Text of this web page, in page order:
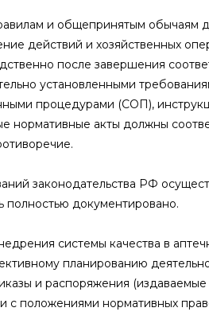
и общепринятым обычаям
действий и хозяйственных
после завершения
установленными
процедурами (СОП),
нормативные акты должны
законодательства РФ
полностью документировано.
системы качества в
планированию
и распоряжения
с положениями нормативных